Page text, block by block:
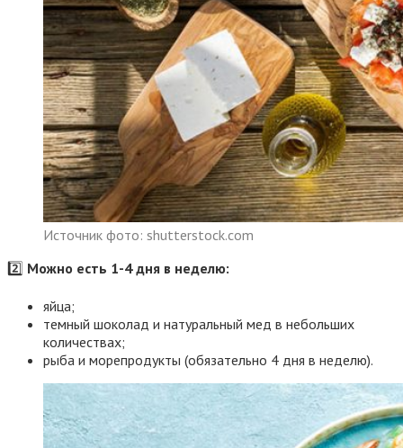
Источник фото: shutterstock.com
2️⃣ Можно есть 1-4 дня в неделю:
яйца;
темный шоколад и натуральный мед в небольших
количествах;
рыба и морепродукты (обязательно 4 дня в неделю).